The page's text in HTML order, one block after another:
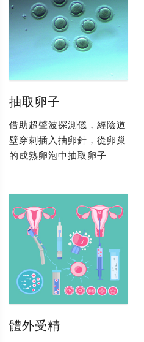
抽取卵子
借助超聲波探測儀，經陰道
壁穿刺插入抽卵針，從卵巢
的成熟卵泡中抽取卵子
體外受精